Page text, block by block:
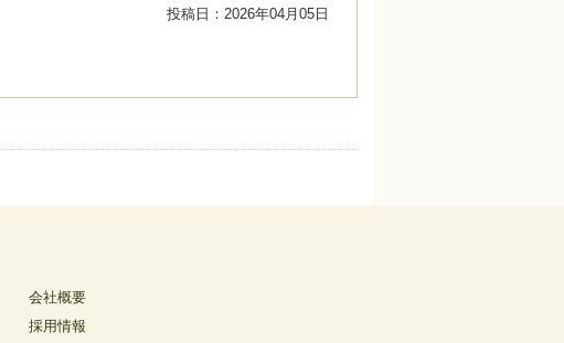
投稿日：2026年04月05日
会社概要
採用情報